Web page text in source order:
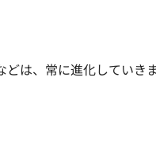
は、常に進化してい